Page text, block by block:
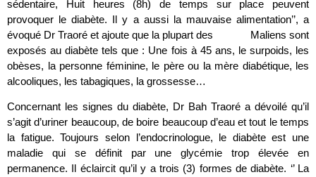
sédentaire, Huit heures (8h) de temps sur place peuvent
provoquer le diabète. Il y a aussi la mauvaise alimentation’’, a
évoqué Dr Traoré et ajoute que la plupart des Maliens sont
exposés au diabète tels que : Une fois à 45 ans, le surpoids, les
obèses, la personne féminine, le père ou la mère diabétique, les
alcooliques, les tabagiques, la grossesse…
Concernant les signes du diabète, Dr Bah Traoré a dévoilé qu’il
s’agit d’uriner beaucoup, de boire beaucoup d’eau et tout le temps
la fatigue. Toujours selon l’endocrinologue, le diabète est une
maladie qui se définit par une glycémie trop élevée en
permanence. Il éclaircit qu’il y a trois (3) formes de diabète. ‘’ La